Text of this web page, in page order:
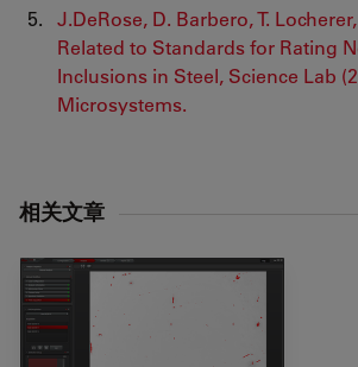
J.DeRose, D. Barbero, T.
Related to Standards for Rating
Inclusions in Steel, Science Lab
Microsystems.
相关文章